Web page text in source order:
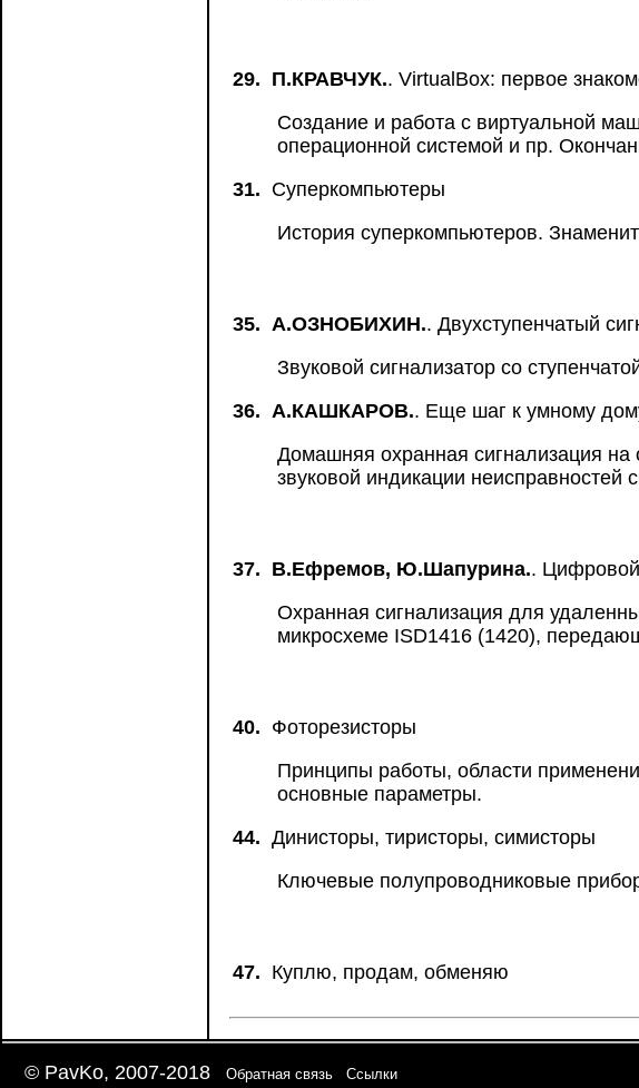
29. П.КРАВЧУК.. VirtualBox: первое
Создание и работа с виртуальной
операционной системой и пр.
31. Суперкомпьютеры
История суперкомпьютеров.
35. А.ОЗНОБИХИН.. Двухступенчатый
Звуковой сигнализатор со
36. А.КАШКАРОВ.. Еще шаг к умному
Домашняя охранная сигнализация на
звуковой индикации неисправностей
37. В.Ефремов, Ю.Шапурина.. Цифровой
Охранная сигнализация для
микросхеме ISD1416 (1420),
40. Фоторезисторы
Принципы работы, области
основные параметры.
44. Динисторы, тиристоры, симисторы
Ключевые полупроводниковые
47. Куплю, продам, обменяю
© PavKo, 2007-2018 Обратная связь Ссылки